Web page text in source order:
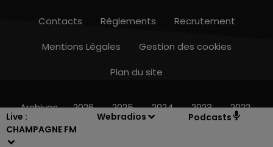
Live :
CHAMPAGNE FM
Webradios Podcasts
LE BEST OF DE LA FAMILLE CHAMPAGNE
Contacts Règlements
Recrutement
Mentions Légales
Gestion des cookies
Plan du site
Archives 2026 2025 2024 2023 2022